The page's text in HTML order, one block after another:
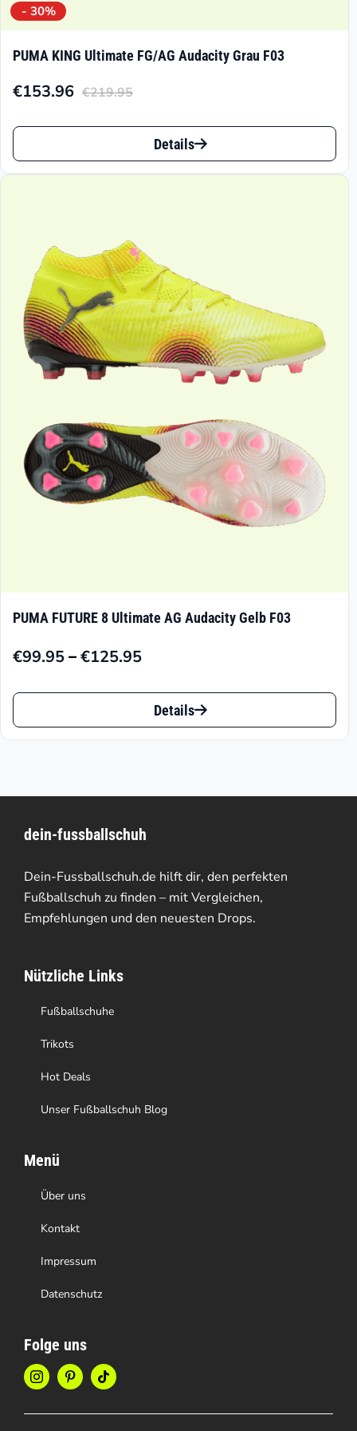
- 30%
PUMA KING Ultimate FG/AG Audacity Grau F03
€219.95
Ursprünglicher
Preis
€219.95
€153.96
Aktueller
Preis
€153.96.
Dieses
Produkt
Varianten
auf.
Die
Optionen
können
Produktseite
gewählt
werden
Details
PUMA FUTURE 8 Ultimate AG Audacity Gelb F03
€99.95–€125.95
Preisspanne:
€99.95
€125.95
Dieses
Produkt
auf.
Die
Optionen
können
der
Produktseite
gewählt
werden
Details
dein-fussballschuh
Dein-Fussballschuh.de hilft dir, den perfekten
Fußballschuh zu finden – mit Vergleichen,
Empfehlungen und den neuesten Drops.
Nützliche Links
Fußballschuhe
Trikots
Hot Deals
Unser Fußballschuh Blog
Menü
Über uns
Kontakt
Impressum
Datenschutz
Folge uns